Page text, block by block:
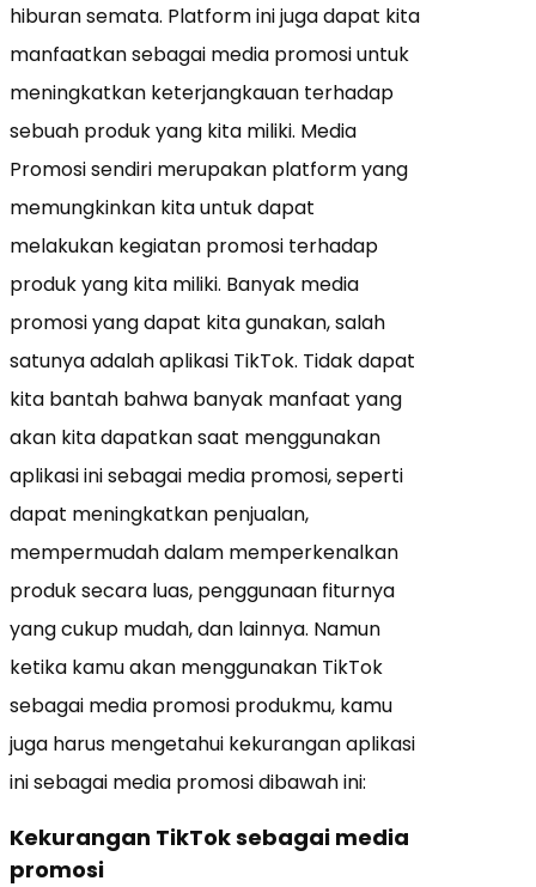
hiburan semata. Platform ini juga dapat kita
manfaatkan sebagai media promosi untuk
meningkatkan keterjangkauan terhadap
sebuah produk yang kita miliki. Media
Promosi sendiri merupakan platform yang
memungkinkan kita untuk dapat
melakukan kegiatan promosi terhadap
produk yang kita miliki. Banyak media
promosi yang dapat kita gunakan, salah
satunya adalah aplikasi TikTok. Tidak dapat
kita bantah bahwa banyak manfaat yang
akan kita dapatkan saat menggunakan
aplikasi ini sebagai media promosi, seperti
dapat meningkatkan penjualan,
mempermudah dalam memperkenalkan
produk secara luas, penggunaan fiturnya
yang cukup mudah, dan lainnya. Namun
ketika kamu akan menggunakan TikTok
sebagai media promosi produkmu, kamu
juga harus mengetahui kekurangan aplikasi
ini sebagai media promosi dibawah ini:
Kekurangan TikTok sebagai media
promosi